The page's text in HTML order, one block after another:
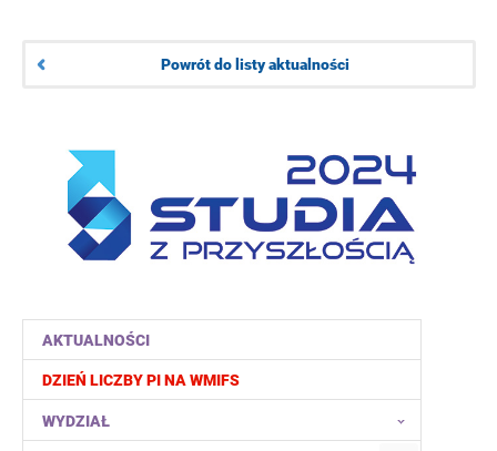
AKTUALNOŚCI
DZIEŃ LICZBY PI NA WMIFS
WYDZIAŁ
Powrót do listy aktualności